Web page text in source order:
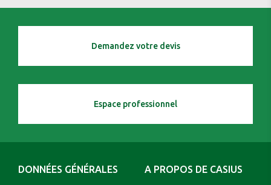
Demandez votre devis
Espace professionnel
DONNÉES GÉNÉRALES A PROPOS DE CASIUS